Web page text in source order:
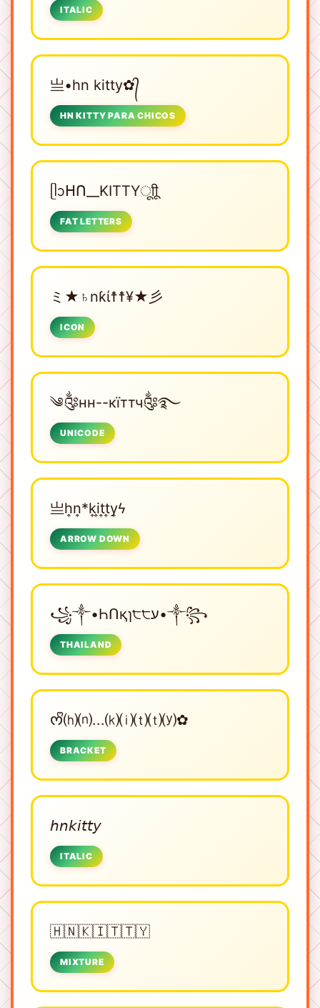
ITALIC
亗•hn kitty✿᭄
HN KITTY PARA CHICOS
ᥫᩣᕼᑎ__KITTYㅤूाीू
FAT LETTERS
ミ★♄nƙί☨☨¥★彡
ICON
༄༂нн--кїттч༂࿐
UNICODE
亗h͎n͎*k͎i͎t͎t͎y͎ϟ
ARROW DOWN
꧁༒•ҺՈқɿ੮੮ע•༒꧂
THAILAND
ᰔᩚ⒣⒩...⒦⒤⒯⒯⒴✿
BRACKET
𝘩𝘯𝘬𝘪𝘵𝘵𝘺
ITALIC
🇭🇳🇰🇮🇹🇹🇾
MIXTURE